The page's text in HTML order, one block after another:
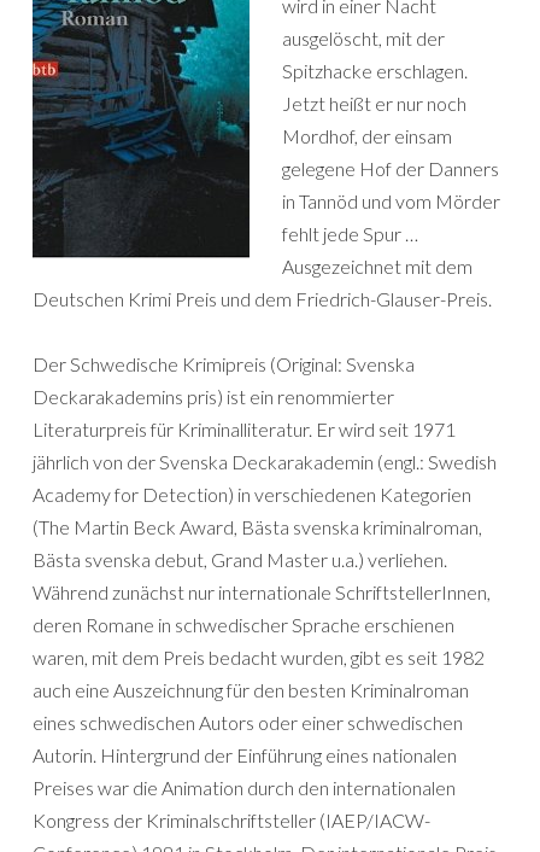
wird in einer Nacht
ausgelöscht, mit der
Spitzhacke erschlagen.
Jetzt heißt er nur noch
Mordhof, der einsam
gelegene Hof der Danners
in Tannöd und vom Mörder
fehlt jede Spur …
Ausgezeichnet mit dem
Deutschen Krimi Preis und dem Friedrich-Glauser-Preis.
Der Schwedische Krimipreis (Original: Svenska
Deckarakademins pris) ist ein renommierter
Literaturpreis für Kriminalliteratur. Er wird seit 1971
jährlich von der Svenska Deckarakademin (engl.: Swedish
Academy for Detection) in verschiedenen Kategorien
(The Martin Beck Award, Bästa svenska kriminalroman,
Bästa svenska debut, Grand Master u.a.) verliehen.
Während zunächst nur internationale SchriftstellerInnen,
deren Romane in schwedischer Sprache erschienen
waren, mit dem Preis bedacht wurden, gibt es seit 1982
auch eine Auszeichnung für den besten Kriminalroman
eines schwedischen Autors oder einer schwedischen
Autorin. Hintergrund der Einführung eines nationalen
Preises war die Animation durch den internationalen
Kongress der Kriminalschriftsteller (IAEP/IACW-